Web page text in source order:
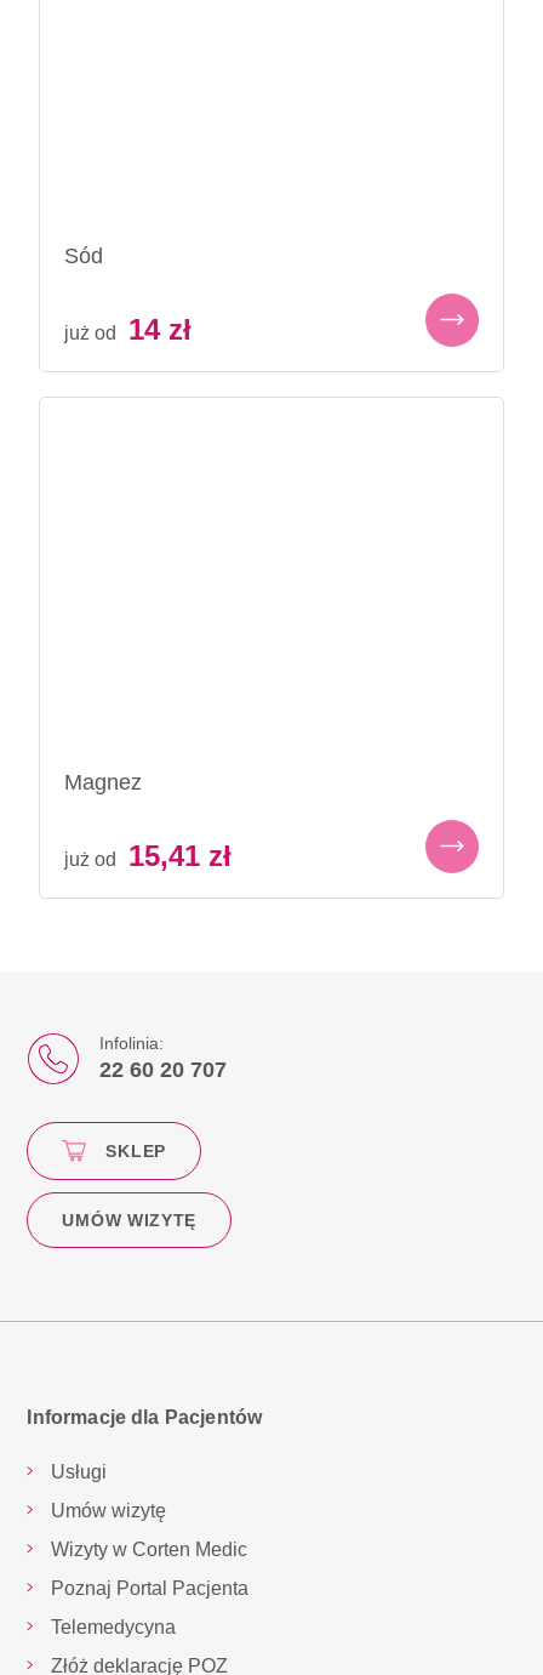
Sód
już od 14 zł
Magnez
już od 15,41 zł
Infolinia:
22 60 20 707
SKLEP
UMÓW WIZYTĘ
Informacje dla Pacjentów
Usługi
Umów wizytę
Wizyty w Corten Medic
Poznaj Portal Pacjenta
Telemedycyna
Złóż deklarację POZ